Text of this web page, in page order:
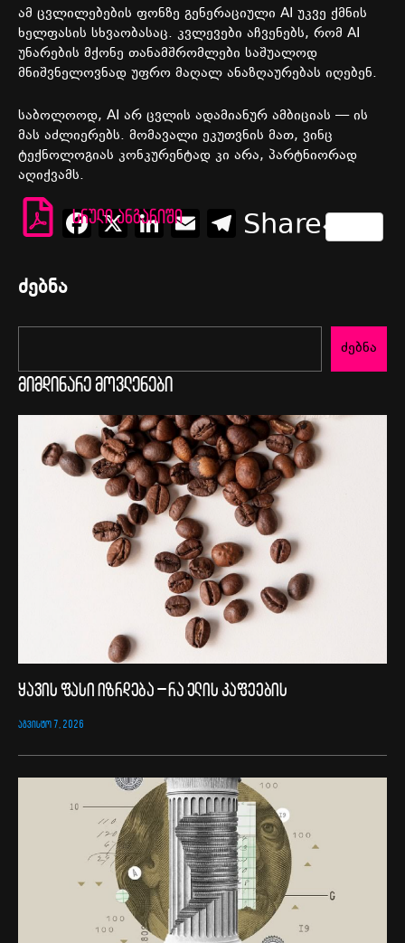
ამ ცვლილებების ფონზე გენერაციული AI უკვე ქმნის
ხელფასის სხვაობასაც. კვლევები აჩვენებს, რომ AI
უნარების მქონე თანამშრომლები საშუალოდ
მნიშვნელოვნად უფრო მაღალ ანაზღაურებას იღებენ.
საბოლოოდ, AI არ ცვლის ადამიანურ ამბიციას — ის
მას აძლიერებს. მომავალი ეკუთვნის მათ, ვინც
ტექნოლოგიას კონკურენტად კი არა, პარტნიორად
აღიქვამს.
Facebook
XLinkedIn
EmailTelegram
Share
სრული ანგარიში
ძებნა
ძებნა
მიმდინარე მოვლენები
ყავის ფასი იზრდება – რა ელის კაფეების
ᲐᲒᲕᲘᲡᲢᲝ 7, 2026